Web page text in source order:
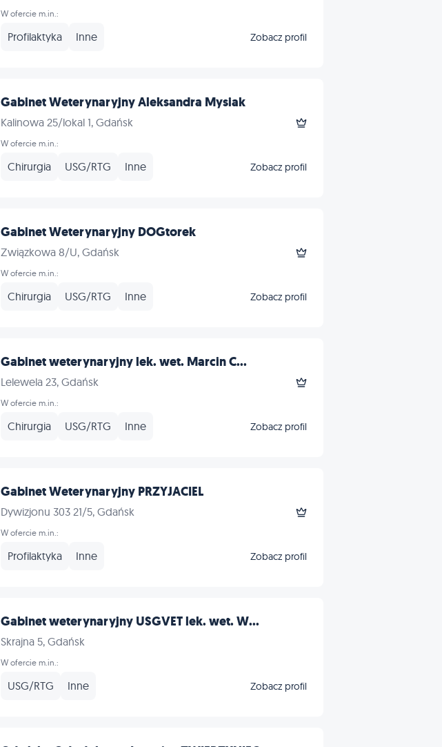
W ofercie m.in.:
Profilaktyka Inne Zobacz profil
Gabinet Weterynaryjny Aleksandra Mysiak
Kalinowa 25/lokal 1, Gdańsk
W ofercie m.in.:
Chirurgia USG/RTG Inne Zobacz profil
Gabinet Weterynaryjny DOGtorek
Związkowa 8/U, Gdańsk
W ofercie m.in.:
Chirurgia USG/RTG Inne Zobacz profil
Gabinet weterynaryjny lek. wet. Marcin C...
Lelewela 23, Gdańsk
W ofercie m.in.:
Chirurgia USG/RTG Inne Zobacz profil
Gabinet Weterynaryjny PRZYJACIEL
Dywizjonu 303 21/5, Gdańsk
W ofercie m.in.:
Profilaktyka Inne Zobacz profil
Gabinet weterynaryjny USGVET lek. wet. W...
Skrajna 5, Gdańsk
W ofercie m.in.:
USG/RTG Inne Zobacz profil